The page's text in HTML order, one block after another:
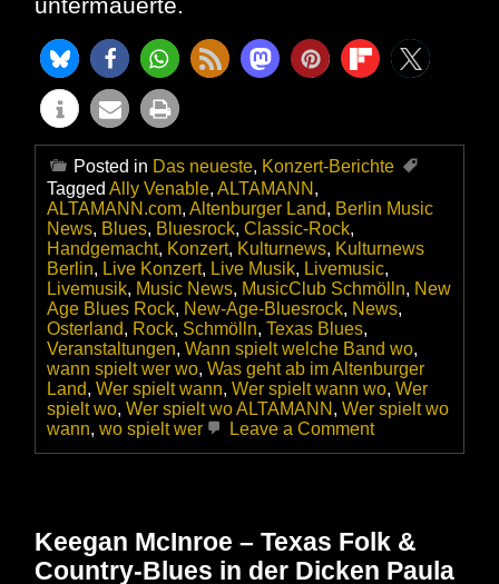
untermauerte.
Posted in Das neueste, Konzert-Berichte
Tagged Ally Venable, ALTAMANN ,
ALTAMANN.com, Altenburger Land, Berlin Music
News, Blues, Bluesrock, Classic-Rock,
Handgemacht, Konzert, Kulturnews, Kulturnews
Berlin, Live Konzert, Live Musik, Livemusic,
Livemusik, Music News, MusicClub Schmölln, New
Age Blues Rock, New-Age-Bluesrock, News,
Osterland, Rock, Schmölln, Texas Blues,
Veranstaltungen, Wann spielt welche Band wo,
wann spielt wer wo, Was geht ab im Altenburger
Land, Wer spielt wann, Wer spielt wann wo, Wer
spielt wo, Wer spielt wo ALTAMANN , Wer spielt wo
wann, wo spielt wer Leave a Commenton
im
MusicClub
Schmölln
Keegan McInroe – Texas Folk &
Country-Blues in der Dicken Paula